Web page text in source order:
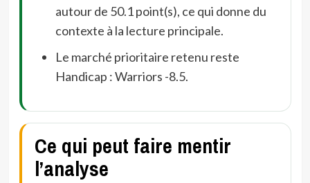
autour de 50.1 point(s), ce qui donne du
contexte à la lecture principale.
Le marché prioritaire retenu reste
Handicap : Warriors -8.5.
Ce qui peut faire mentir
l’analyse